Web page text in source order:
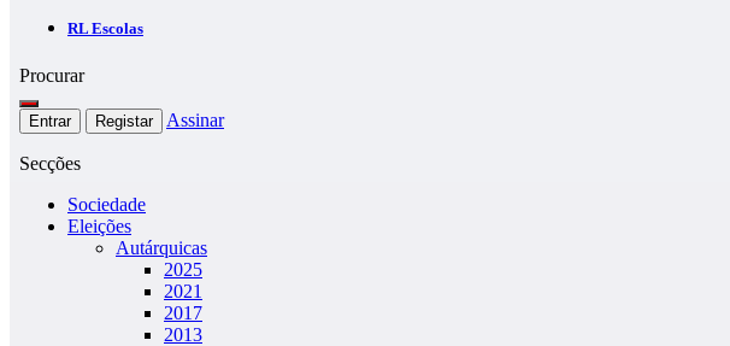
RL Escolas
Procurar
Entrar Registar Assinar
Secções
Sociedade
Eleições
Autárquicas
2025
2021
2017
2013